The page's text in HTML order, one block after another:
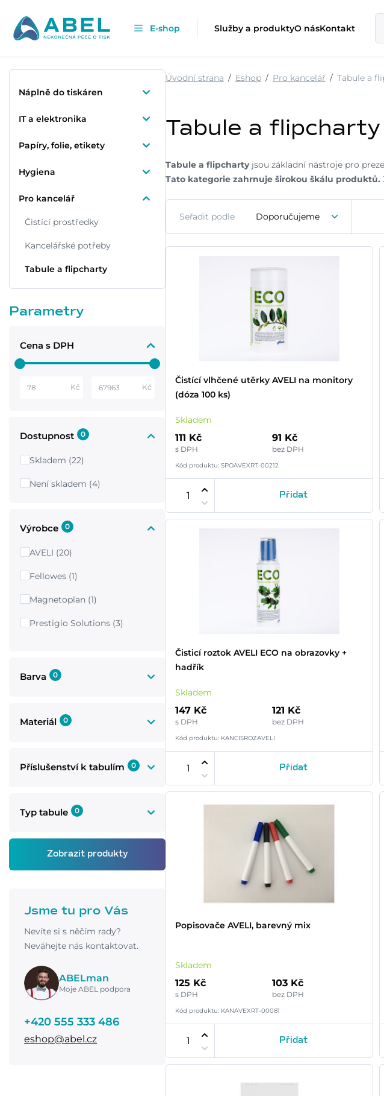
E-shop Služby a produktyO násKontakt
Náplně do tiskáren
IT a elektronika
Papíry, folie, etikety
Hygiena
Pro kancelář
Čistící prostředky
Kancelářské potřeby
Tabule a flipcharty
Parametry
Cena s DPH
Kč Kč
Dostupnost 0
Skladem (22)
Není skladem (4)
Výrobce 0
AVELI (20)
Fellowes (1)
Magnetoplan (1)
Prestigio Solutions (3)
Barva 0
Materiál 0
Příslušenství k tabulím 0
Typ tabule 0
Jsme tu pro Vás
Nevíte si s něčím rady?
Neváhejte nás kontaktovat.
ABELman
Moje ABEL podpora
+420 555 333 486
eshop@abel.cz
Úvodní strana Eshop Pro kancelář Tabule a
Tabule a flipcharty
Tabule a flipchartyjsou základní nástroje pro
Tato kategorie zahrnuje širokou škálu produktů.
Seřadit podle Doporučujeme
Čistící vlhčené utěrky AVELI na monitory
(dóza 100 ks)
Skladem
111 Kč
s DPH
91 Kč
bez DPH
Kód produktu: SPOAVEXRT-00212
Přidat
Čisticí roztok AVELI ECO na obrazovky +
hadřík
Skladem
147 Kč
s DPH
121 Kč
bez DPH
Kód produktu: KANCISROZAVELI
Přidat
Popisovače AVELI, barevný mix
Skladem
125 Kč
s DPH
103 Kč
bez DPH
Kód produktu: KANAVEXRT-00081
Přidat